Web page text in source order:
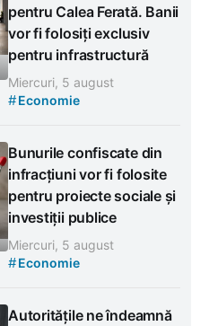
pentru Calea Ferată. Banii
vor fi folosiți exclusiv
pentru infrastructură
Miercuri, 5 august
#Economie
Bunurile confiscate din
infracțiuni vor fi folosite
pentru proiecte sociale și
investiții publice
Miercuri, 5 august
#Economie
Autoritățile ne îndeamnă